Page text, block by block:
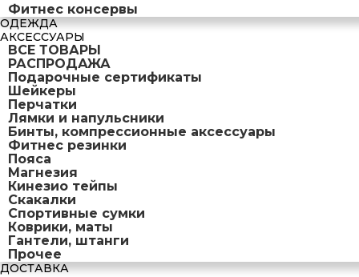
Фитнес консервы
ОДЕЖДА
АКСЕССУАРЫ
ВСЕ ТОВАРЫ
РАСПРОДАЖА
Подарочные сертификаты
Шейкеры
Перчатки
Лямки и напульсники
Бинты, компрессионные аксессуары
Фитнес резинки
Пояса
Магнезия
Кинезио тейпы
Скакалки
Спортивные сумки
Коврики, маты
Гантели, штанги
Прочее
ДОСТАВКА